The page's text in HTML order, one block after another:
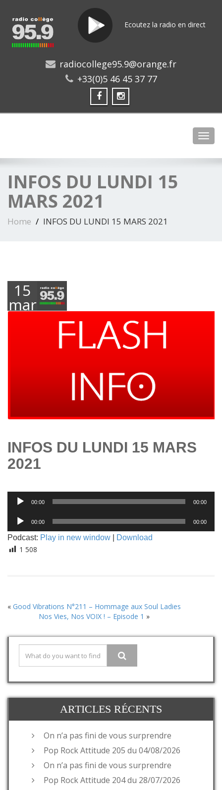
Ecoutez la radio en direct
radiocollege95.9@orange.fr
+33(0)5 46 45 37 77
INFOS DU LUNDI 15
MARS 2021
Home INFOS DU LUNDI 15 MARS 2021
15
mars
INFOS DU LUNDI 15 MARS
2021
Lecteur
audio
00:00 00:00
Lecteur
audio
00:00 00:00
Podcast: Play in new window Download
1 508
« Good Vibrations N°211 – Hommage aux Soul Ladies
Nos Vies, Nos VOIX ! – Episode 1 »
ARTICLES RÉCENTS
On n’a pas fini de vous surprendre
Pop Rock Attitude 205 du 04/08/2026
On n’a pas fini de vous surprendre
Pop Rock Attitude 204 du 28/07/2026